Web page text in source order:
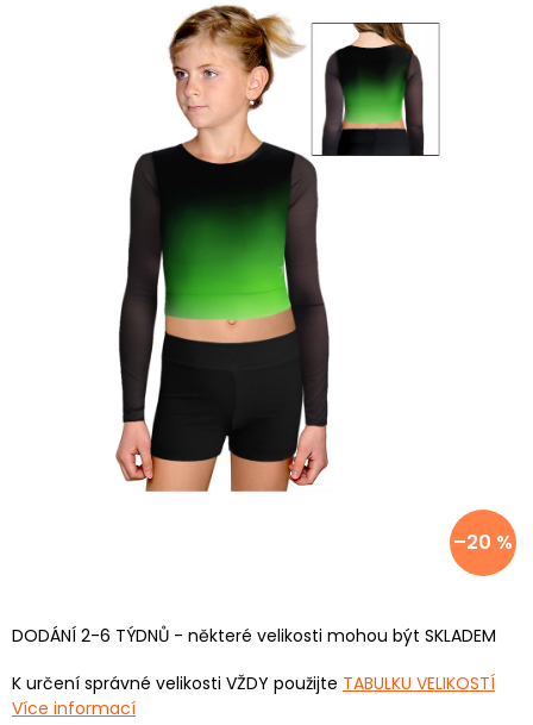
–20 %
DODÁNÍ 2-6 TÝDNŮ - některé velikosti mohou být SKLADEM
K určení správné velikosti VŽDY použijte TABULKU VELIKOSTÍ
Více informací